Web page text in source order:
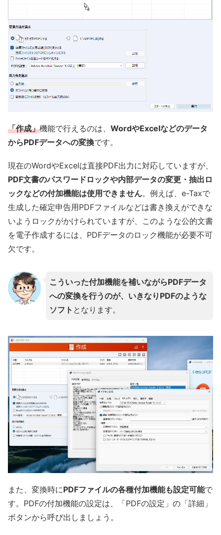
「作成」機能で行えるのは、 WordやExcelなどのデータ
からPDFデータへの変換です。
現在のWordやExcelは直接PDF出力に対応していますが、
PDF文書のパスワードロックや内部データの変更・抽出ロ
ックなどの付加機能は使用できません。例えば、e-Taxで
生成した確定申告用PDFファイルなどは書き換えができな
いようロックがかけられていますが、このような公的文書
を電子作成するには、PDFデータのロック機能が必要不可
欠です。
こういった付加機能を補いながらPDFデータ
への変換を行うのが、いきなりPDFのような
ソフト となります。
また、変換時にPDFファイルの各種付加機能も設定可能で
す。PDFの付加機能の設定は、「PDFの設定」の「詳細」
ボタンから呼び出しましょう。